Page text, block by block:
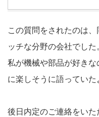
この質問をされたのは
ッチな分野の会社でした
私が機械や部品が好き
に楽しそうに語っていた
後日内定のご連絡をいた